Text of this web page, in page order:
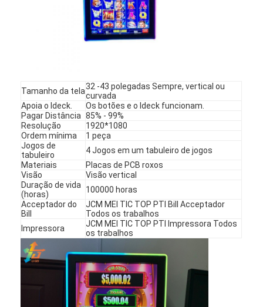
Para casa
Produtos
Vídeos
Sobre nós
Visita à fábrica
Controle de qualidade
Contacte-nos
Tamanho da tela32 -43 polegadas Sempre, vertical ou
curvada
Apoia o Ideck.
Os botões e o Ideck funcionam.
Pagar Distância 85% - 99%
Resolução
1920*1080
Ordem mínima
1 peça
Jogos de
tabuleiro
4 Jogos em um tabuleiro de jogos
Materiais
Placas de PCB roxos
Visão
Visão vertical
Duração de vida
(horas)
100000 horas
Acceptador do
Bill
JCM MEI TIC TOP PTI Bill Acceptador
Todos os trabalhos
Impressora
JCM MEI TIC TOP PTI Impressora Todos
os trabalhos